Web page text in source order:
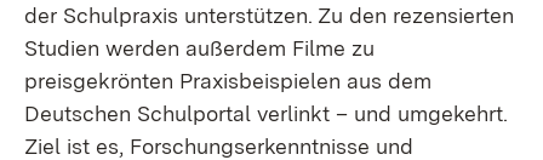
der Schulpraxis unterstützen. Zu den rezensierten
Studien werden außerdem Filme zu
preisgekrönten Praxisbeispielen aus dem
Deutschen Schulportal verlinkt – und umgekehrt.
Ziel ist es, Forschungserkenntnisse und